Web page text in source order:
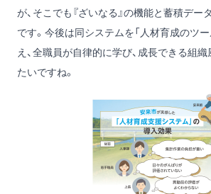
が、そこでも『ざいなる』の機能と蓄積デー
です。今後は同システムを「人材育成のツ
え、全職員が自律的に学び、成長できる組
たいですね。